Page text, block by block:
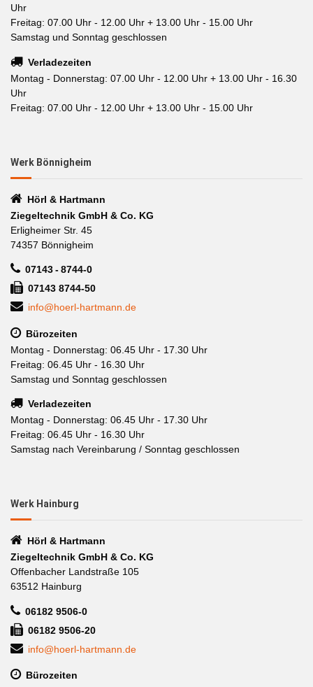
Uhr
Freitag: 07.00 Uhr - 12.00 Uhr + 13.00 Uhr - 15.00 Uhr
Samstag und Sonntag geschlossen
Verladezeiten
Montag - Donnerstag: 07.00 Uhr - 12.00 Uhr + 13.00 Uhr - 16.30
Uhr
Freitag: 07.00 Uhr - 12.00 Uhr + 13.00 Uhr - 15.00 Uhr
Werk Bönnigheim
Hörl & Hartmann
Ziegeltechnik GmbH & Co. KG
Erligheimer Str. 45
74357 Bönnigheim
07143 - 8744-0
07143 8744-50
info@hoerl-hartmann.de
Bürozeiten
Montag - Donnerstag: 06.45 Uhr - 17.30 Uhr
Freitag: 06.45 Uhr - 16.30 Uhr
Samstag und Sonntag geschlossen
Verladezeiten
Montag - Donnerstag: 06.45 Uhr - 17.30 Uhr
Freitag: 06.45 Uhr - 16.30 Uhr
Samstag nach Vereinbarung / Sonntag geschlossen
Werk Hainburg
Hörl & Hartmann
Ziegeltechnik GmbH & Co. KG
Offenbacher Landstraße 105
63512 Hainburg
06182 9506-0
06182 9506-20
info@hoerl-hartmann.de
Bürozeiten